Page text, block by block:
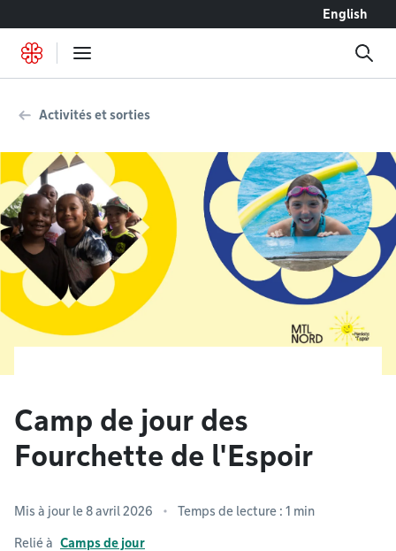
English
Activités et sorties
Camp de jour des
Fourchette de l'Espoir
Mis à jour le 8 avril 2026 Temps de lecture : 1 min
Relié à Camps de jour